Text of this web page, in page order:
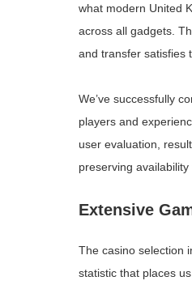
what modern United
across all gadgets.
and transfer satisfies
We’ve successfully
players and
user evaluation,
preserving
Extensive
The casino selection
statistic that places